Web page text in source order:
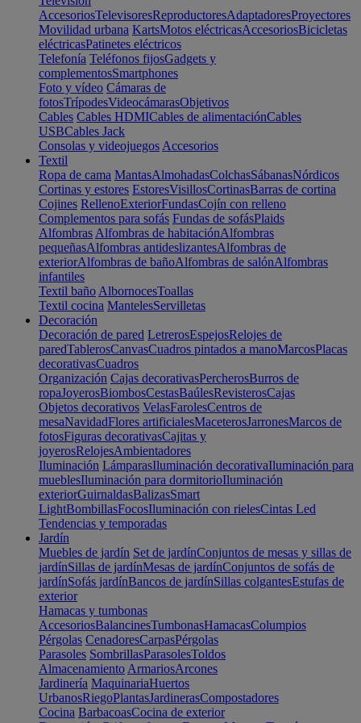
AccesoriosTelevisoresReproductoresAdaptadoresProyectores
Movilidad urbana KartsMotos eléctricasAccesoriosBicicletas
eléctricasPatinetes eléctricos
Telefonía Teléfonos fijosGadgets y
complementosSmartphones
Foto y vídeo Cámaras de
fotosTrípodesVideocámarasObjetivos
Cables Cables HDMICables de alimentaciónCables
USBCables Jack
Consolas y videojuegos Accesorios
Textil
Ropa de cama MantasAlmohadasColchasSábanasNórdicos
Cortinas y estores EstoresVisillosCortinasBarras de cortina
Cojines RellenoExteriorFundasCojín con relleno
Complementos para sofás Fundas de sofásPlaids
Alfombras Alfombras de habitaciónAlfombras
pequeñasAlfombras antideslizantesAlfombras de
exteriorAlfombras de bañoAlfombras de salónAlfombras
infantiles
Textil baño AlbornocesToallas
Textil cocina MantelesServilletas
Decoración
Decoración de pared LetrerosEspejosRelojes de
paredTablerosCanvasCuadros pintados a manoMarcosPlacas
decorativasCuadros
Organización Cajas decorativasPercherosBurros de
ropaJoyerosBiombosCestasBaúlesRevisterosCajas
Objetos decorativos VelasFarolesCentros de
mesaNavidadFlores artificialesMaceterosJarronesMarcos de
fotosFiguras decorativasCajitas y
joyerosRelojesAmbientadores
Iluminación LámparasIluminación decorativaIluminación para
mueblesIluminación para dormitorioIluminación
exteriorGuirnaldasBalizasSmart
LightBombillasFocosIluminación con rielesCintas Led
Tendencias y temporadas
Jardín
Muebles de jardín Set de jardínConjuntos de mesas y sillas de
jardínSillas de jardínMesas de jardínConjuntos de sofás de
jardínSofás jardínBancos de jardínSillas colgantesEstufas de
exterior
Hamacas y tumbonas
AccesoriosBalancinesTumbonasHamacasColumpios
Pérgolas CenadoresCarpasPérgolas
Parasoles SombrillasParasolesToldos
Almacenamiento ArmariosArcones
Jardinería MaquinariaHuertos
UrbanosRiegoPlantasJardinerasCompostadores
Cocina BarbacoasCocina de exterior